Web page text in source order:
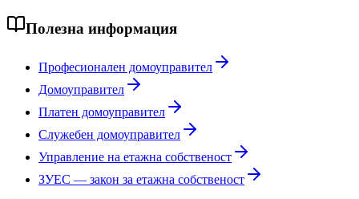
Полезна информация
Професионален домоуправител
Домоуправител
Платен домоуправител
Служебен домоуправител
Управление на етажна собственост
ЗУЕС — закон за етажна собственост